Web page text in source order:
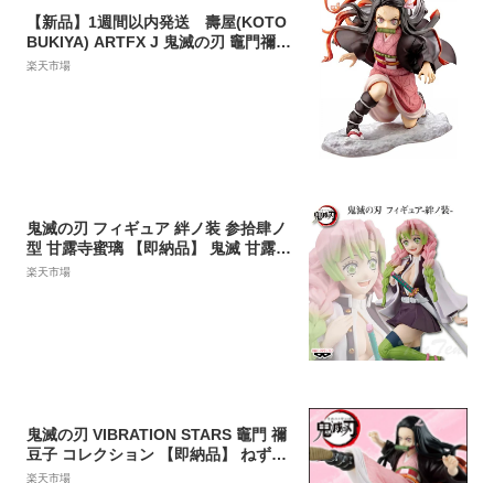
【新品】1週間以内発送 壽屋(KOTO
BUKIYA) ARTFX J 鬼滅の刃 竈門禰豆
子 1/8スケール PVC製 塗装済み完成
楽天市場
鬼滅の刃 フィギュア 絆ノ装 参拾肆ノ
型 甘露寺蜜璃 【即納品】 鬼滅 甘露寺
蜜璃 かんろじ みつり きめつのやいば
楽天市場
鬼滅の刃 VIBRATION STARS 竈門 禰
豆子 コレクション 【即納品】 ねずこ
きめつのやいば フィギュア グッズ プ
楽天市場